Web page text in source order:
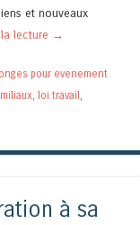
et nouveaux
lecture →
pour evenement
, loi travail ,
à sa